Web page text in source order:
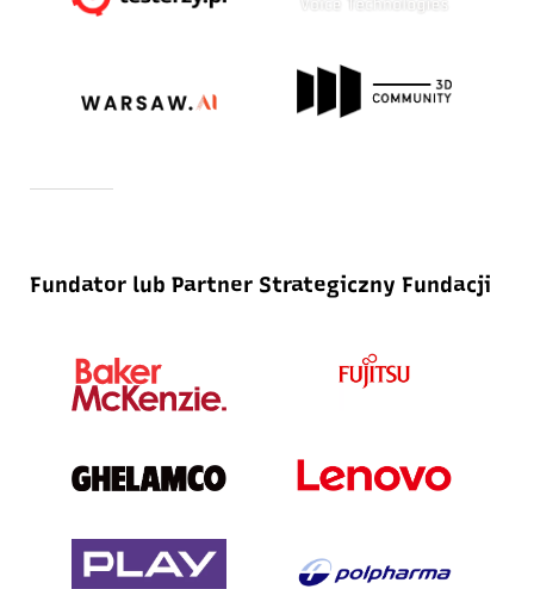
Fundator lub Partner Strategiczny Fundacji